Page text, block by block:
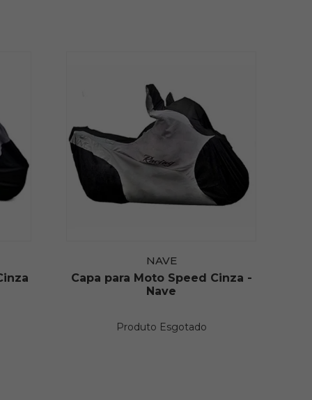
NAVE
Capa para Moto Speed Cinza -
Nave
Produto Esgotado